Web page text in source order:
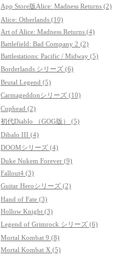
App Store版Alice: Madness Returns (2)
Alice: Otherlands (10)
Art of Alice: Madness Returns (4)
Battlefield: Bad Company 2 (2)
Battlestations: Pacific / Midway (5)
Borderlands シリーズ (6)
Brutal Legend (5)
Carmageddonシリーズ (10)
Cuphead (2)
初代Diablo （GOG版） (5)
Dibalo III (4)
DOOMシリーズ (4)
Duke Nukem Forever (9)
Fallout4 (3)
Guitar Heroシリーズ (2)
Hand of Fate (3)
Hollow Knight (3)
Legend of Grimrock シリーズ (6)
Mortal Kombat 9 (8)
Mortal Kombat X (5)